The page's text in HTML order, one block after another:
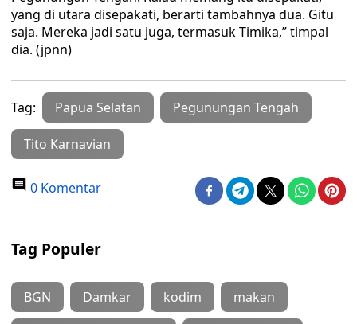
yang di utara disepakati, berarti tambahnya dua. Gitu
saja. Mereka jadi satu juga, termasuk Timika,” timpal
dia. (jpnn)
Tag: Papua Selatan Pegunungan Tengah
Tito Karnavian
0 Komentar
Tag Populer
BGN Damkar kodim makan